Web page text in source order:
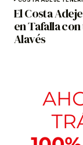
El Costa
en Tafalla
Alavés